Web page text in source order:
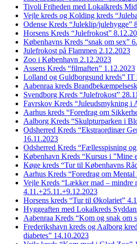
Tivoli Friheden med Lokalkreds
Vejle kreds og Kolding kreds
Odense Kreds “Juleklip/julehygge”
Horsens Kreds “Julefrokost”
Københavns Kreds “snak om sex”
Julefrokost på Flammen 2.12.2023
Zoo i København 2.12.2023
Assens Kreds “filmaften” 1.12.2023
Lolland og Guldborgsund kreds” IT
Aabenraa kreds
Svendborg Kreds “Julefrokost”
Favrskov Kreds “Juleudsmykning i
Aarhus kreds “Foredrag om
Aalborg Kreds “Skulpturparken i
Odsherred Kreds “Ekstraordinær
16.11.2023
Odsherred Kreds “Fællesspisning
København Kreds “Kursus i ”Mine
Køge kreds “Tur til Københavns
Aarhus Kreds “Foredrag om Mental
Vejle Kreds “Lækker mad – mindre
4.11.+25.11.+9.12.2023
Horsens kreds “Tur til Økolariet”
Hyggeaften med Lokalkreds
Aabenraa Kreds “Kom og snak om
Frederikshavn kreds og Aalborg
diabetes” 14.10.2023